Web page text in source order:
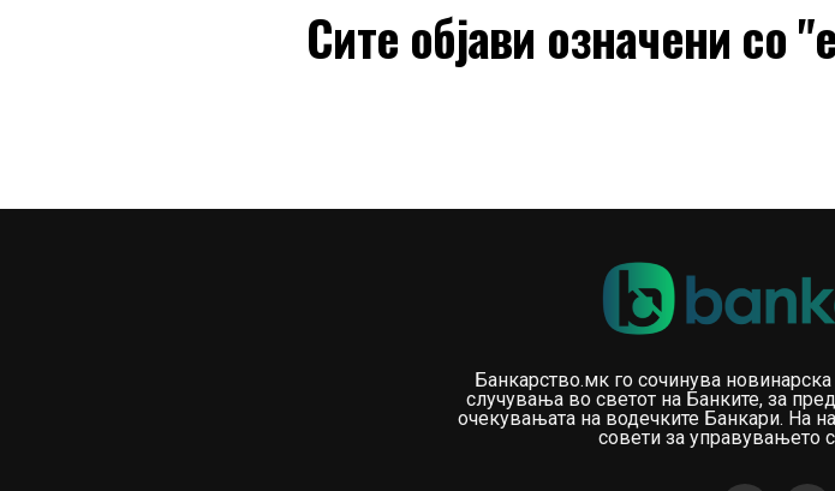
Сите објави означени со
Банкарство.мк го сочинува новинарска
случувања во светот на Банките, за
очекувањата на водечките Банкари. На
совети за управувањето